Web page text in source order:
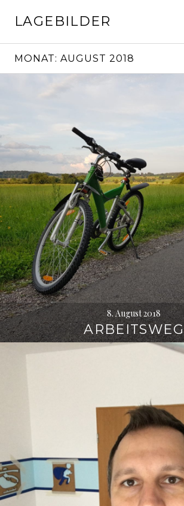
LAGEBILDER
MONAT: AUGUST 2018
8. August 2018
ARBEITSWEG